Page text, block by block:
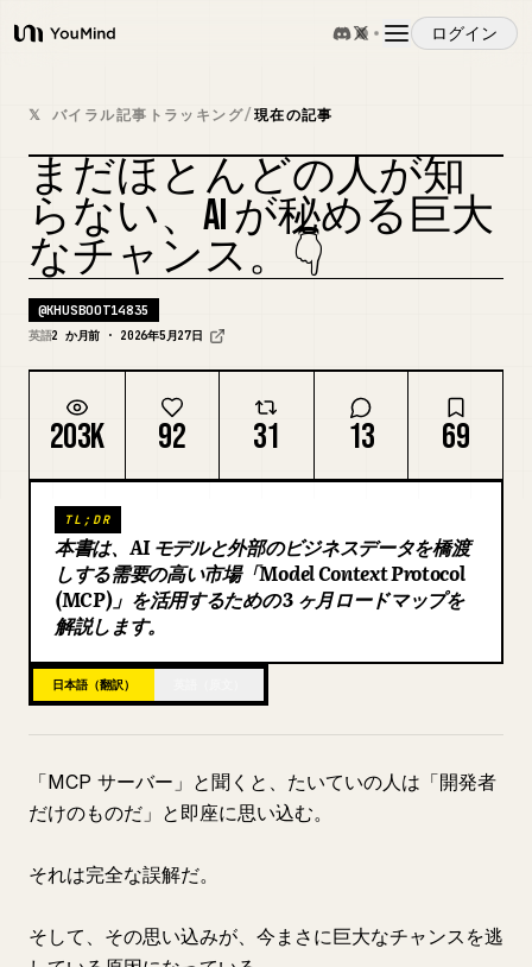
YouMind
ログイン
概要
ユースケース
スキル
プロンプト
ダウンロード
ブログ
更新情報
𝕏 バイラル記事トラッキング/現在の記事
カバーをリミックス
まだほとんどの人が知
らない、AI が秘める巨大
なチャンス。👇
@KHUSBOOT14835
英語2 か月前 · 2026年5月27日
203K 92 31 13 69
TL;DR
本書は、AI モデルと外部のビジネスデータを橋渡
しする需要の高い市場「Model Context Protocol
(MCP)」を活用するための 3 ヶ月ロードマップを
解説します。
日本語（翻訳）
「MCP サーバー」と聞くと、たいていの人は「開発者
だけのものだ」と即座に思い込む。
それは完全な誤解だ。
そして、その思い込みが、今まさに巨大なチャンスを逃